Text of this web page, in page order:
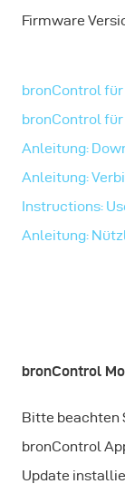
Firmware
bronControl für
bronControl für
Anleitung:
Anleitung:
Instructions:
Anleitung:
bronControl
Bitte beachten
bronControl
Update